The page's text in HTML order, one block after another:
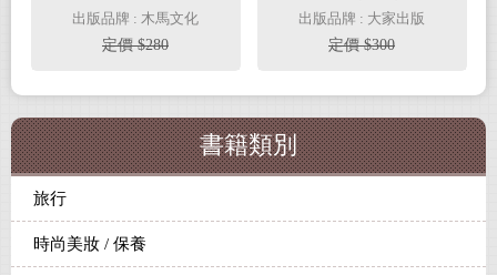
出版品牌 : 木馬文化
定價 $280
出版品牌 : 大家出版
定價 $300
書籍類別
旅行
時尚美妝 / 保養